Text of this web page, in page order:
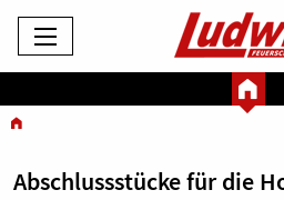
Abschlussstücke für die